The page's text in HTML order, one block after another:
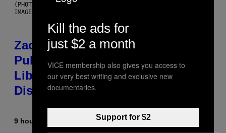
(PHOTO BY ROBERTO PANUCCI – CORBIS/CORBIS VIA GETTY
IMAGES)
Zachary Cole Smith Wants a
Publicly Owned Music Streaming
Library Built on Spotify’s
Dismantled Bones
9 hours ago Lauren Boisvert
Kill the ads for
just $2 a month
VICE membership also gives you access to
our very best writing and exclusive new
documentaries.
Support for $2